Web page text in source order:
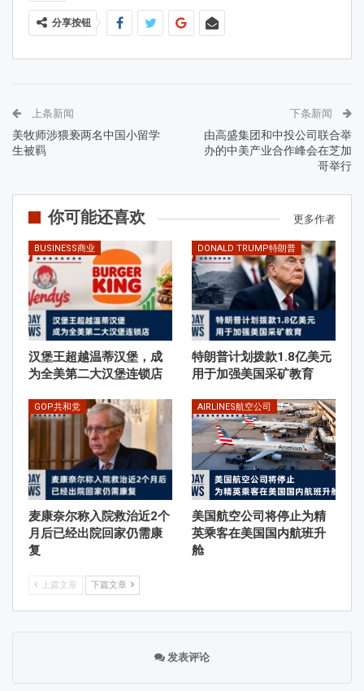
分享按钮
上条新闻
美牧师涉猥亵两名中国小留学
生被羁
下条新闻
由高盛集团和中投公司联合举
办的中美产业合作峰会在芝加
哥举行
你可能还喜欢 更多作者
BUSINESS商业
汉堡王超越温蒂汉堡，成
为全美第二大汉堡连锁店
DONALD TRUMP特朗普
特朗普计划拨款1.8亿美元
用于加强美国采矿教育
GOP共和党
麦康奈尔称入院救治近2个
月后已经出院回家仍需康
复
AIRLINES航空公司
美国航空公司将停止为精
英乘客在美国国内航班升
舱
上篇文章 下篇文章
发表评论